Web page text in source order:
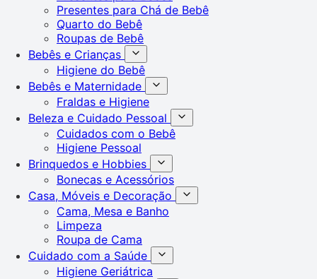
Presentes para Chá de Bebê
Quarto do Bebê
Roupas de Bebê
Bebês e Crianças
Higiene do Bebê
Bebês e Maternidade
Fraldas e Higiene
Beleza e Cuidado Pessoal
Cuidados com o Bebê
Higiene Pessoal
Brinquedos e Hobbies
Bonecas e Acessórios
Casa, Móveis e Decoração
Cama, Mesa e Banho
Limpeza
Roupa de Cama
Cuidado com a Saúde
Higiene Geriátrica